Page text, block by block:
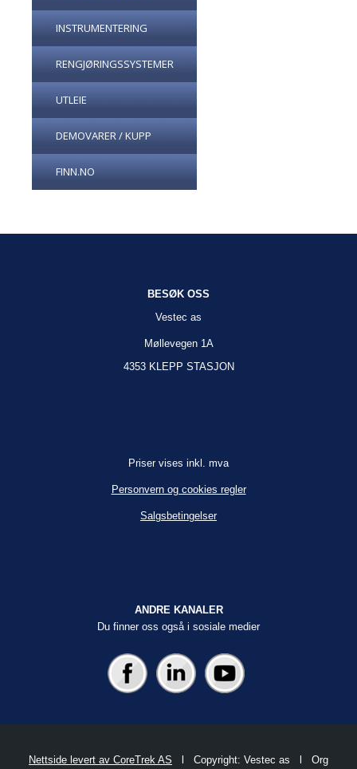
INSTRUMENTERING
RENGJØRINGSSYSTEMER
UTLEIE
DEMOVARER / KUPP
FINN.NO
BESØK OSS
Vestec as
Møllevegen 1A
4353 KLEPP STASJON
Priser vises inkl. mva
Personvern og cookies regler
Salgsbetingelser
ANDRE KANALER
Du finner oss også i sosiale medier
Nettside levert av CoreTrek AS l Copyright: Vestec as l Org